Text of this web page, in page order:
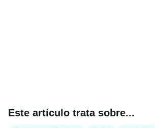
Este artículo trata sobre...